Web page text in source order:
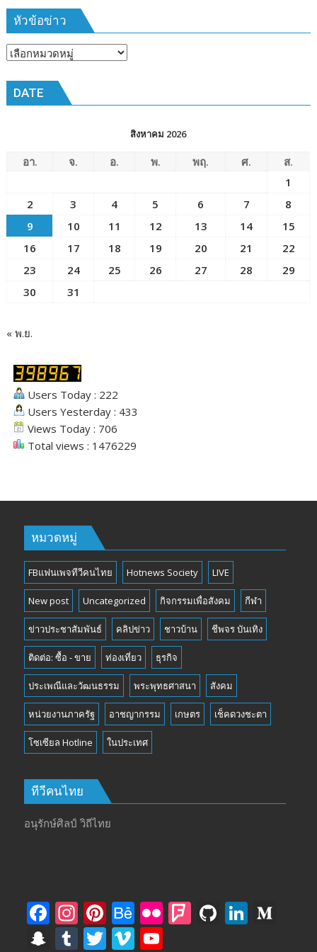
๒๕๖๙
หัวข้อข่าว
หัวข้อ
DATE
สิงหาคม 2026
อา. จ. อ. พ. พฤ. ศ.
ส.
1
2
3 4 5 6 7
8
9
10 11 12 13 14
15
16
17 18 19 20 21
22
23
24 25 26 27 28
29
30
31
« พ.ย.
Users Today : 222
Users Yesterday : 433
Views Today : 706
Total views : 1476229
หมวดหมู่
FBแฟนเพจทีวีคนไทย Hotnews Society LIVE
New post Uncategorized กิจกรรมเพื่อสังคม กีฬา
ข่าวประชาสัมพันธ์ คลิปข่าว ชาวบ้าน ชีพจร บันเทิง
ติดต่อ: ซื้อ - ขาย ท่องเที่ยว ธุรกิจ
ประเพณีและวัฒนธรรม พระพุทธศาสนา สังคม
หน่วยงานภาครัฐ อาชญากรรม เกษตร เช็คดวงชะตา
โซเซียล Hotline ในประเทศ
ทีวีคนไทย
อนุรักษ์ศิลป์ วิถีไทย
F
ac
In
st
Pi
nt
B
e
Fli F Gi Li
S T T Vi